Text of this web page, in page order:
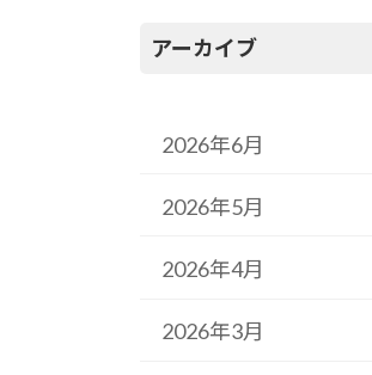
アーカイブ
2026年6月
2026年5月
2026年4月
2026年3月